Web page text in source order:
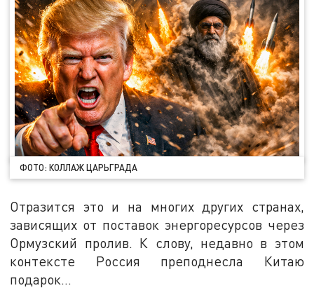
ФОТО: КОЛЛАЖ ЦАРЬГРАДА
Отразится это и на многих других странах,
зависящих от поставок энергоресурсов через
Ормузский пролив. К слову, недавно в этом
контексте Россия преподнесла Китаю
подарок…